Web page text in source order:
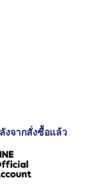
งจากสั่งซื้อแล้ว